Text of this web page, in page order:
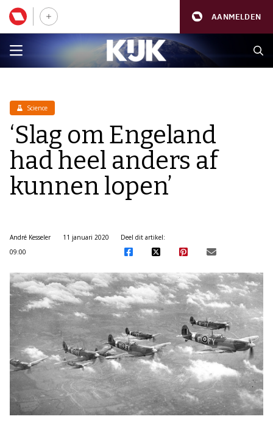
AANMELDEN
Science
‘Slag om Engeland
had heel anders af
kunnen lopen’
André Kesseler
11 januari 2020
09:00
Deel dit artikel: